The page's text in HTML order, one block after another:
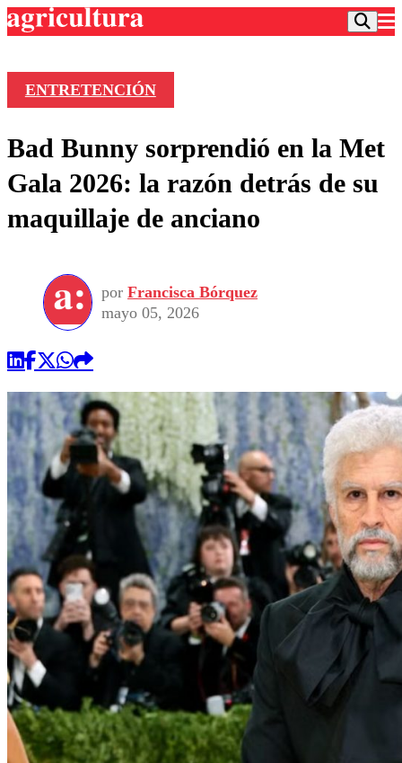
Frecuencias
Agricultura TV
Deportes
Colo Colo
Seleccion Chilena
Torneo Internacional
Universidad de Chile
Entretención
Economía
Internacional
Sustentabilidad
Publicaciones en medios
Opinión
ENTRETENCIÓN
Bad Bunny sorprendió en la Met
Gala 2026: la razón detrás de su
maquillaje de anciano
por Francisca Bórquez
mayo 05, 2026